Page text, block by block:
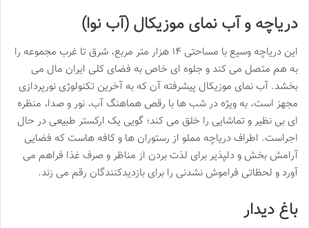
دریاچه و آب نمای موزیکال (آب نوا)
این دریاچه وسیع با مساحتی ۱۴ هزار متر مربع، شرق تا غرب مجموعه را
به هم متصل می کند و جلوه ای خاص به فضای کلی ایران مال می
بخشد. آب نمای موزیکال پیشرفته آن که به آخرین تکنولوژی نورپردازی
مجهز است، به ویژه در شب ها با رقص هماهنگ آب، نور و صدا، منظره
ای بی نظیر و تماشایی را خلق می کند؛ گویی یک ارکستر طبیعی در حال
اجراست. اطراف دریاچه مملو از رستوران ها و کافه هاست که فضایی
آرامش بخش و دلپذیر برای لذت بردن از مناظر و صرف غذا فراهم می
آورد و لحظاتی فراموش نشدنی را برای بازدیدکنندگان رقم می زند.
باغ دیدار